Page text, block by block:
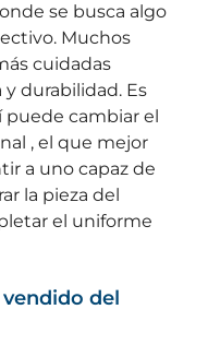
se busca algo
Muchos
cuidadas
durabilidad. Es
puede cambiar el
, el que mejor
a uno capaz de
la pieza del
el uniforme
del